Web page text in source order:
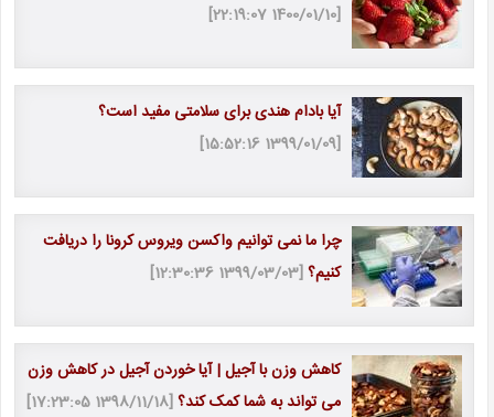
[1400/01/10 22:19:07]
آیا بادام هندی برای سلامتی مفید است؟
[1399/01/09 15:52:16]
چرا ما نمی توانیم واکسن ویروس کرونا را دریافت
کنیم؟[1399/03/03 12:30:36]
کاهش وزن با آجیل | آیا خوردن آجیل در کاهش وزن
می تواند به شما کمک کند؟[1398/11/18 17:23:05]